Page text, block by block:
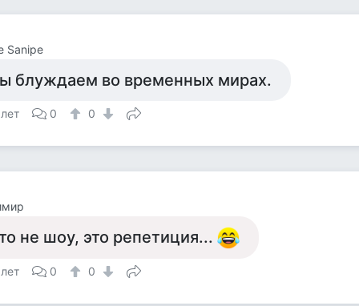
Sanipe
блуждаем во временных мирах.
0 0
не шоу, это репетиция...
0 0